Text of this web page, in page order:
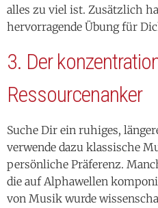
alles zu viel ist. Zusätzlich
hervorragende Übung für
3. Der
Ressourcenanker
Suche Dir ein ruhiges,
verwende dazu klassische
persönliche Präferenz.
die auf Alphawellen
von Musik wurde